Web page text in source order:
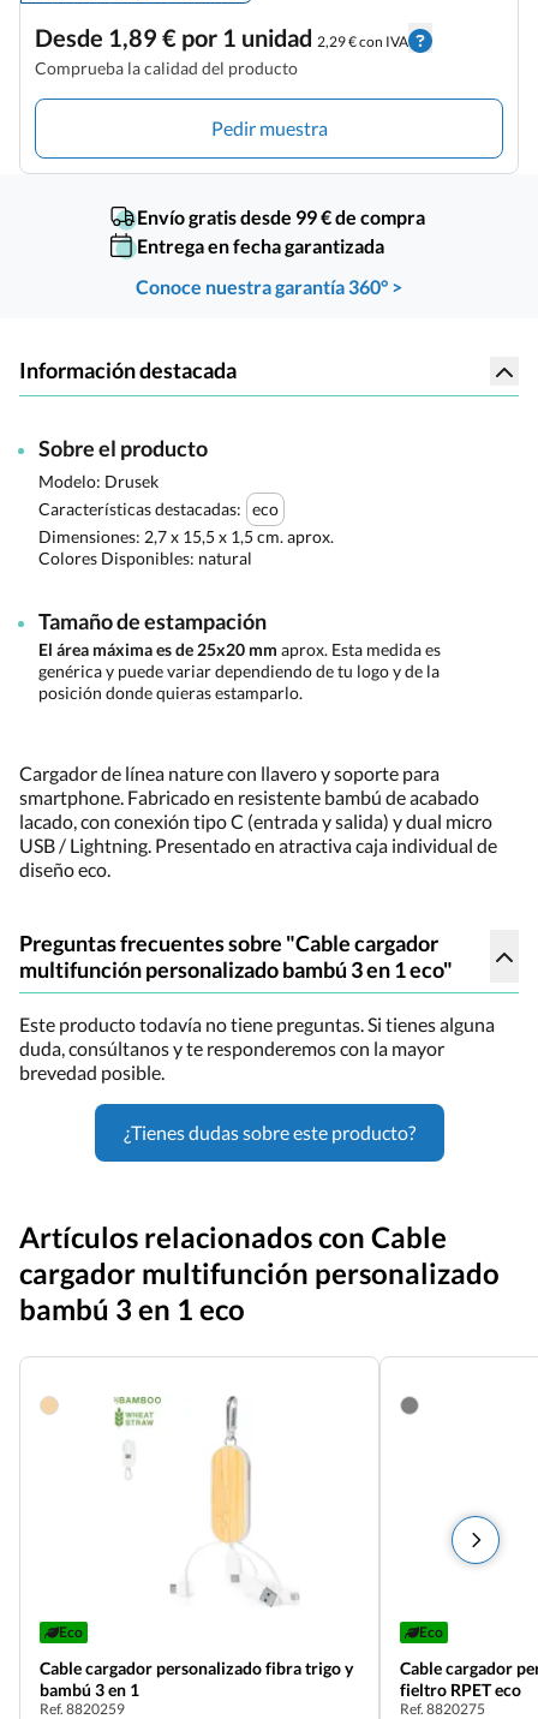
Desde 1,89 € por 1 unidad 2,29 € con IVA
Comprueba la calidad del producto
Pedir muestra
Envío gratis desde 99 € de compra
Entrega en fecha garantizada
Conoce nuestra garantía 360° >
Información destacada
Sobre el producto
Modelo: Drusek
Características destacadas: eco
Dimensiones: 2,7 x 15,5 x 1,5 cm. aprox.
Colores Disponibles: natural
Tamaño de estampación
El área máxima es de 25x20 mm aprox. Esta medida es
genérica y puede variar dependiendo de tu logo y de la
posición donde quieras estamparlo.
Cargador de línea nature con llavero y soporte para
smartphone. Fabricado en resistente bambú de acabado
lacado, con conexión tipo C (entrada y salida) y dual micro
USB / Lightning. Presentado en atractiva caja individual de
diseño eco.
Preguntas frecuentes sobre "Cable cargador
multifunción personalizado bambú 3 en 1 eco"
Este producto todavía no tiene preguntas. Si tienes alguna
duda, consúltanos y te responderemos con la mayor
brevedad posible.
¿Tienes dudas sobre este producto?
Artículos relacionados con Cable
cargador multifunción personalizado
bambú 3 en 1 eco
Eco
Cable cargador personalizado fibra trigo y
bambú 3 en 1
Ref. 8820259
Eco
Cable cargador
fieltro RPET eco
Ref. 8820275